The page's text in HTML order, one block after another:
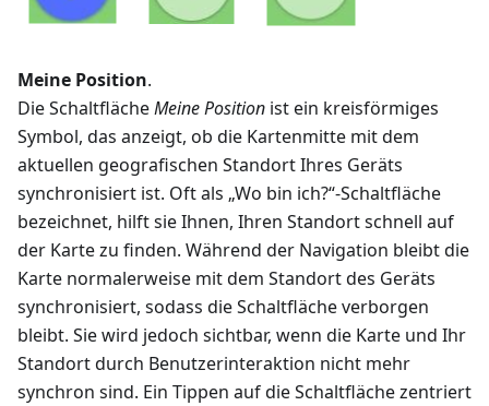
Meine Position.
Die SchaltflächeMeine Position ist ein kreisförmiges
Symbol, das anzeigt, ob die Kartenmitte mit dem
aktuellen geografischen Standort Ihres Geräts
synchronisiert ist. Oft als „Wo bin ich?“-Schaltfläche
bezeichnet, hilft sie Ihnen, Ihren Standort schnell auf
der Karte zu finden. Während der Navigation bleibt die
Karte normalerweise mit dem Standort des Geräts
synchronisiert, sodass die Schaltfläche verborgen
bleibt. Sie wird jedoch sichtbar, wenn die Karte und Ihr
Standort durch Benutzerinteraktion nicht mehr
synchron sind. Ein Tippen auf die Schaltfläche zentriert